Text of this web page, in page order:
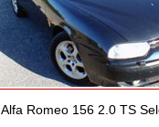
Alfa Romeo 156 2.0 TS